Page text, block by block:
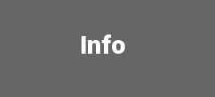
Info